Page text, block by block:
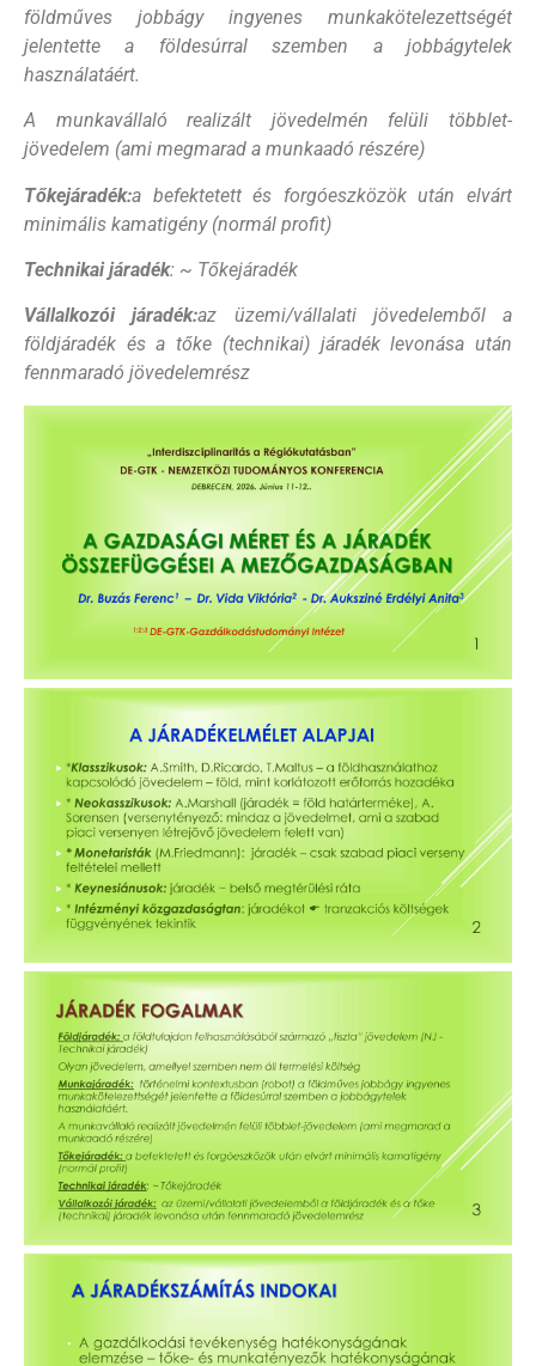
földműves jobbágy ingyenes munkakötelezettségét
jelentette a földesúrral szemben a jobbágytelek
használatáért.
A munkavállaló realizált jövedelmén felüli többlet-
jövedelem (ami megmarad a munkaadó részére)
Tőkejáradék:a befektetett és forgóeszközök után elvárt
minimális kamatigény (normál profit)
Technikai járadék: ~ Tőkejáradék
Vállalkozói járadék:az üzemi/vállalati jövedelemből a
földjáradék és a tőke (technikai) járadék levonása után
fennmaradó jövedelemrész